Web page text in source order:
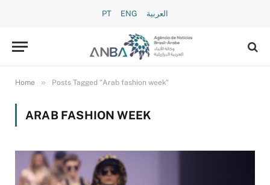
PT ENG العربية
Home » Posts Tagged "Arab fashion week"
ARAB FASHION WEEK